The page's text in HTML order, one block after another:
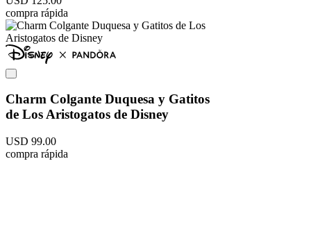
compra rápida
Charm Colgante Duquesa y Gatitos
de Los Aristogatos de Disney
USD 99.00
compra rápida